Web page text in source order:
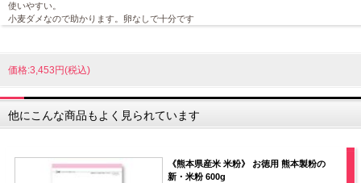
使いやすい。
小麦ダメなので助かります。卵なしで十分です
価格:3,453円(税込)
他にこんな商品もよく見られています
《熊本県産米 米粉》 お徳用 熊本製粉の
新・米粉 600g